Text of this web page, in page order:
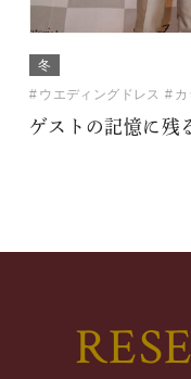
冬
ウエディングドレス
ゲストの記憶に残